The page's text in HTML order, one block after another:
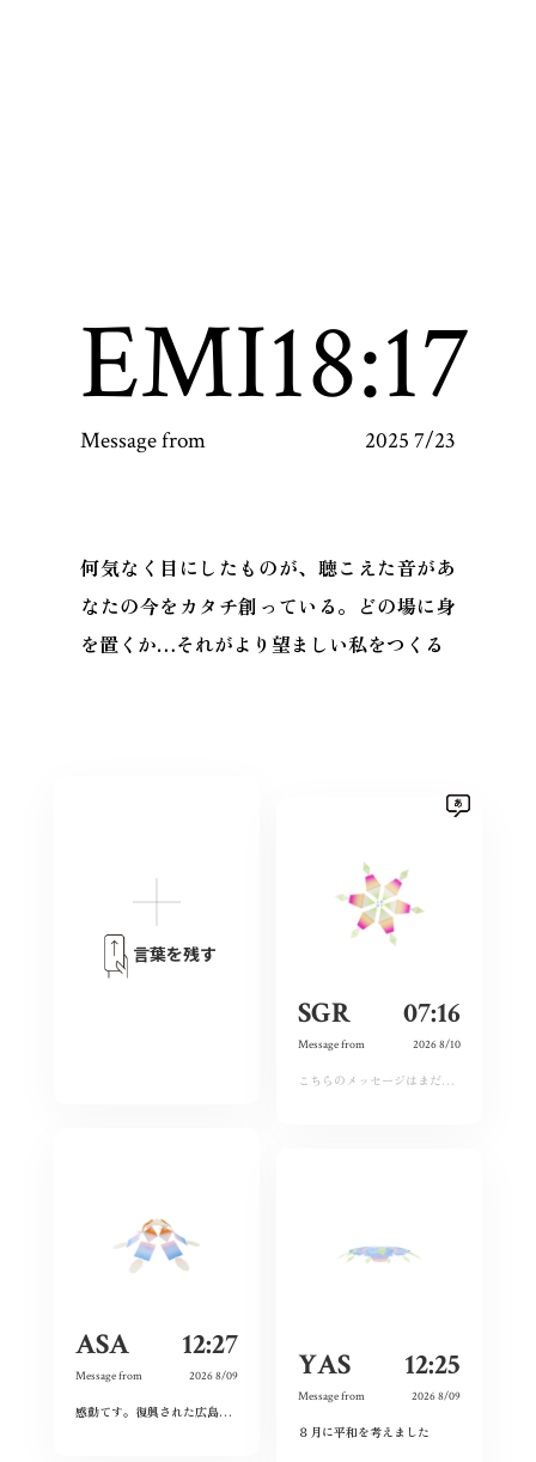
EMI18:17
Message from 2025 7/23
何気なく目にしたものが、聴こえた音があ
なたの今をカタチ創っている。どの場に身
を置くか…それがより望ましい私をつくる
言葉を残す
SGR 07:16
Message from 2026 8/10
こちらのメッセージはまだ運営承認前となります。しばらくおまちください。
ASA 12:27
Message from 2026 8/09
感動てす。復興された広島人の底力と企業力を改めて知らされました！
YAS 12:25
Message from 2026 8/09
８月に平和を考えました